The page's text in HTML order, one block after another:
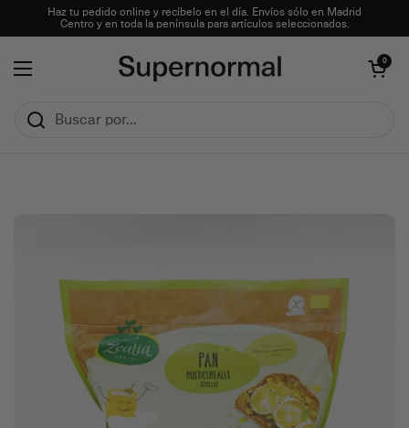
Ir al contenidoHaz tu pedido online y recíbelo en el día. Envíos sólo en Madrid
Centro y en toda la península para artículos seleccionados.
Abrir menú
Abrir carrito
0